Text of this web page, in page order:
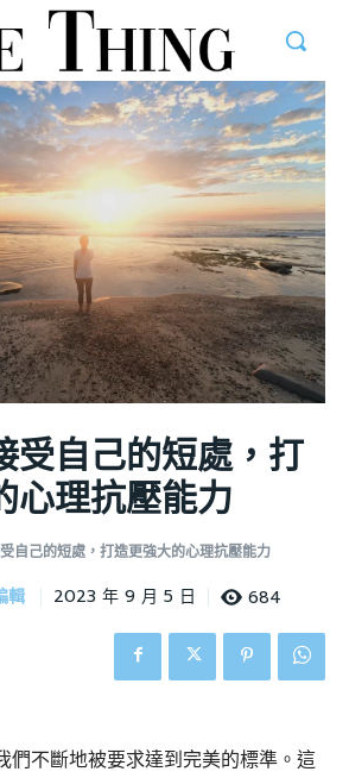
受自己的短處，打
心理抗壓能力
受自己的短處，打造更強大的心理抗壓能力
輯 2023 年 9 月 5 日 684
們不斷地被要求達到完美的標準。這